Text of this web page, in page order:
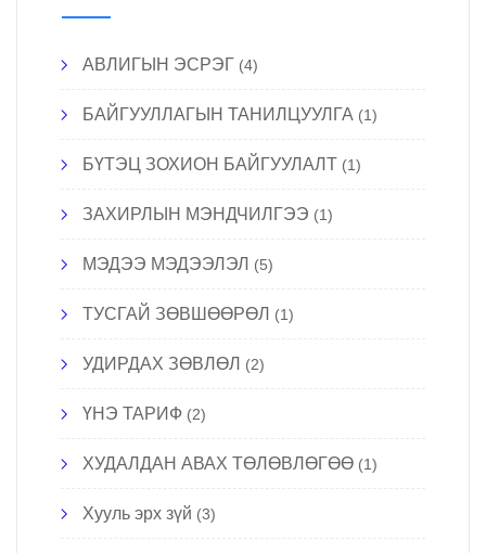
АВЛИГЫН ЭСРЭГ (4)
БАЙГУУЛЛАГЫН ТАНИЛЦУУЛГА (1)
БҮТЭЦ ЗОХИОН БАЙГУУЛАЛТ (1)
ЗАХИРЛЫН МЭНДЧИЛГЭЭ (1)
МЭДЭЭ МЭДЭЭЛЭЛ (5)
ТУСГАЙ ЗӨВШӨӨРӨЛ (1)
УДИРДАХ ЗӨВЛӨЛ (2)
ҮНЭ ТАРИФ (2)
ХУДАЛДАН АВАХ ТӨЛӨВЛӨГӨӨ (1)
Хууль эрх зүй (3)